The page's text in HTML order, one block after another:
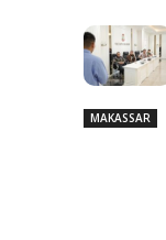
MAKASSAR